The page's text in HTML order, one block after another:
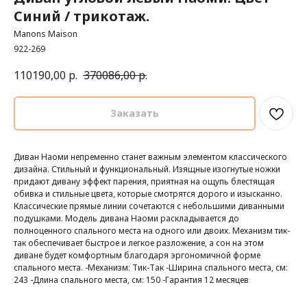
Синий / трикотаж.
Manons Maison
922-269
110190,00 р. 370086,00р.
Заказать
Диван Наоми непременно станет важным элементом классического
дизайна. Стильный и функциональный. Изящные изогнутые ножки
придают дивану эффект парения, приятная на ощупь блестящая
обивка и стильные цвета, которые смотрятся дорого и изысканно.
Классические прямые линии сочетаются с небольшими диванными
подушками. Модель дивана Наоми раскладывается до
полноценного спального места на одного или двоих. Механизм тик-
так обеспечивает быстрое и легкое разложение, а сон на этом
диване будет комфортным благодаря эргономичной форме
спального места. -Механизм: Тик-Так -Ширина спального места, см:
243 -Длина спального места, см: 150 -Гарантия 12 месяцев